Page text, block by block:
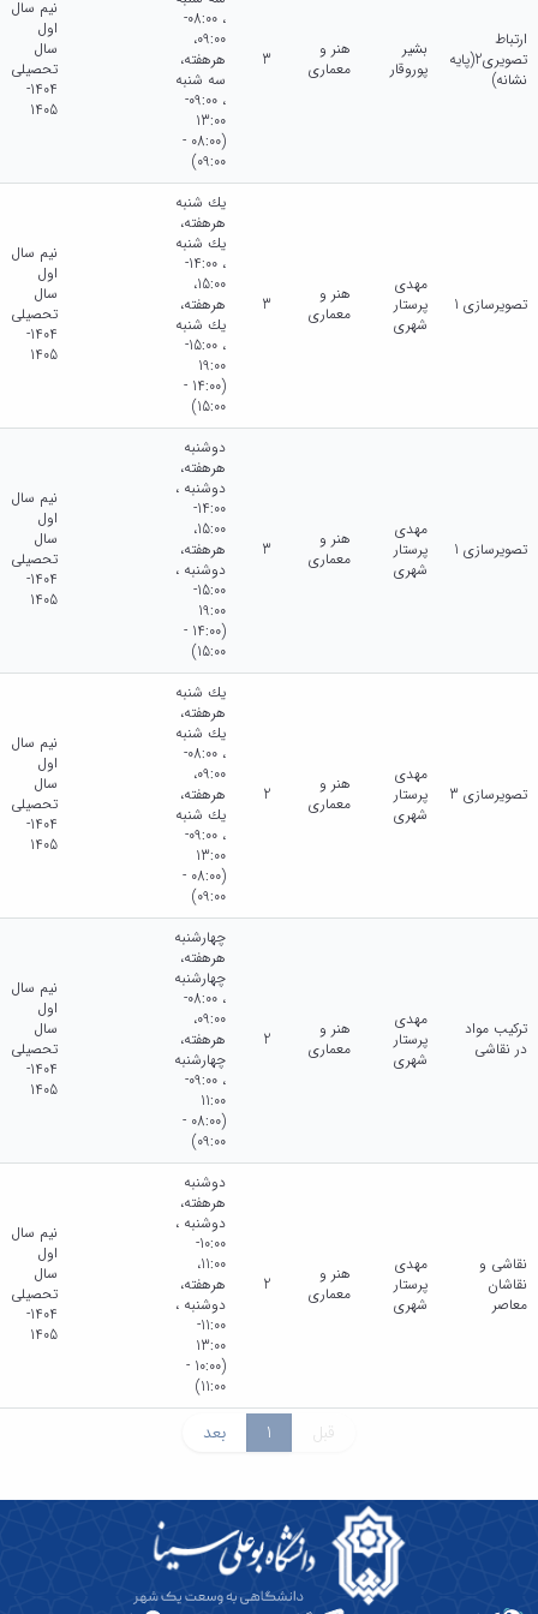
ارتباط
تصویری2(پایه
نشانه)
بشیر
پوروقار
هنر و
معماری
3
، 08:00-
09:00،
هرهفته،
سه شنبه
، 09:00-
13:00
(08:00 -
09:00)
نیم سال
اول
سال
تحصیلی
1404-
1405
تصویرسازی 1
مهدی
پرستار
شهری
هنر و
معماری
3
يك شنبه
هرهفته،
يك شنبه
، 14:00-
15:00،
هرهفته،
يك شنبه
، 15:00-
19:00
(14:00 -
15:00)
نیم سال
اول
سال
تحصیلی
1404-
1405
تصویرسازی 1
مهدی
پرستار
شهری
هنر و
معماری
3
دوشنبه
هرهفته،
دوشنبه ،
14:00-
15:00،
هرهفته،
دوشنبه ،
15:00-
19:00
(14:00 -
15:00)
نیم سال
اول
سال
تحصیلی
1404-
1405
تصویرسازی 3
مهدی
پرستار
شهری
هنر و
معماری
2
يك شنبه
هرهفته،
يك شنبه
، 08:00-
09:00،
هرهفته،
يك شنبه
، 09:00-
13:00
(08:00 -
09:00)
نیم سال
اول
سال
تحصیلی
1404-
1405
ترکیب مواد
در نقاشی
مهدی
پرستار
شهری
هنر و
معماری
2
چهارشنبه
هرهفته،
چهارشنبه
، 08:00-
09:00،
هرهفته،
چهارشنبه
، 09:00-
11:00
(08:00 -
09:00)
نیم سال
اول
سال
تحصیلی
1404-
1405
نقاشی و
نقاشان
معاصر
مهدی
پرستار
شهری
هنر و
معماری
2
دوشنبه
هرهفته،
دوشنبه ،
10:00-
11:00،
هرهفته،
دوشنبه ،
11:00-
13:00
(10:00 -
11:00)
نیم سال
اول
سال
تحصیلی
1404-
1405
قبل 1 بعد